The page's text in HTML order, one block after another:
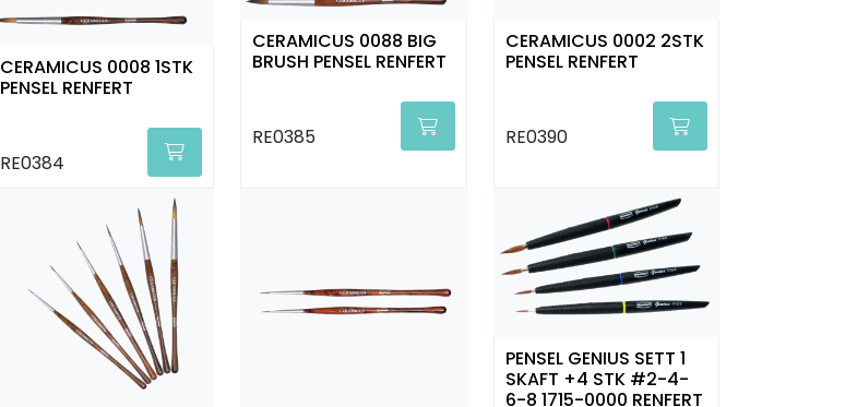
CERAMICUS 0008 1STK
PENSEL RENFERT
RE0384
CERAMICUS 0088 BIG
BRUSH PENSEL RENFERT
RE0385
CERAMICUS 0002 2STK
PENSEL RENFERT
RE0390
PENSEL GENIUS SETT 1
SKAFT +4 STK #2-4-
6-8 1715-0000 RENFERT